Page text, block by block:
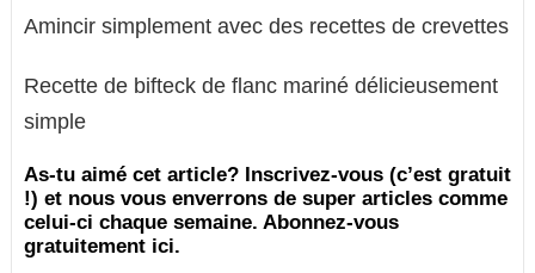
Amincir simplement avec des recettes de crevettes
Recette de bifteck de flanc mariné délicieusement
simple
As-tu aimé cet article? Inscrivez-vous (c’est gratuit
!) et nous vous enverrons de super articles comme
celui-ci chaque semaine. Abonnez-vous
gratuitement ici.